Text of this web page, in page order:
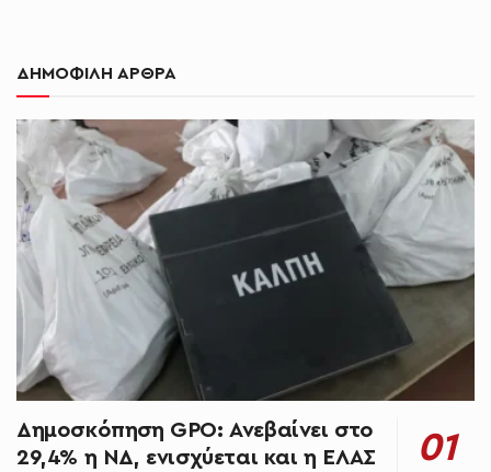
ΔΗΜΟΦΙΛΗ ΑΡΘΡΑ
Δημοσκόπηση GPO: Ανεβαίνει στο
29,4% η ΝΔ, ενισχύεται και η ΕΛΑΣ